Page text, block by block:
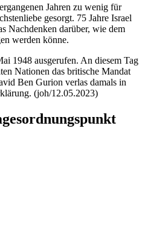
Jahren zu wenig für
gesorgt. 75 Jahre Israel
Nachdenken darüber, wie dem
werden könne.
1948 ausgerufen. An diesem Tag
Nationen das britische Mandat
Ben Gurion verlas damals in
(joh/12.05.2023)